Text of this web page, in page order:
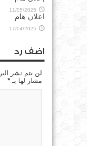
11/05/2025
اعلان هام
17/04/2025
اضف رد
لن يتم نشر
مشار لها بـ *